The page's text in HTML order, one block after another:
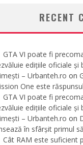
RECENT
GTA VI poate fi
edițiile oficiale și
– Urbanteh.ro on
One este
GTA VI poate fi
edițiile oficiale și
– Urbanteh.ro on
în sfârșit primul
Cât RAM este suficient